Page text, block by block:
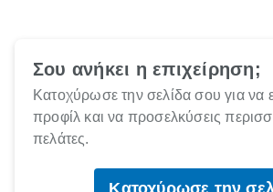
Σου ανήκει η επιχείρηση;
Κατοχύρωσε την σελίδα σου για να
προφίλ και να προσελκύσεις
πελάτες.
Κατοχύρωσε την